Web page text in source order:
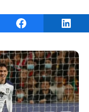
TelegramShare on Facebook